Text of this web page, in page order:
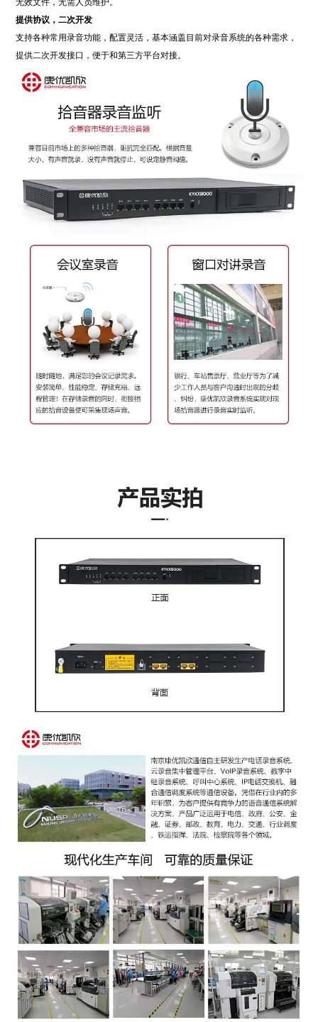
无效文件，无需人员维护。
提供协议，二次开发
支持各种常用录音功能，配置灵活，基本涵盖目前对录音系统的各种需求，
提供二次开发接口，便于和第三方平台对接。